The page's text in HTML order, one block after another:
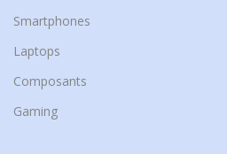
Smartphones
Laptops
Composants
Gaming